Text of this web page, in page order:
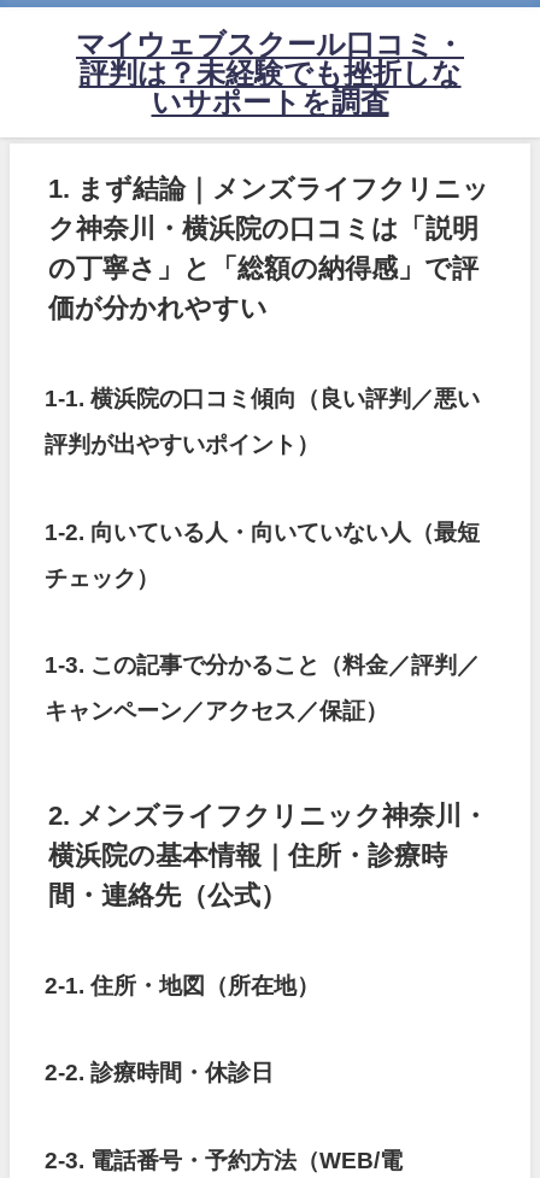
マイウェブスクール口コミ・
評判は？未経験でも挫折しな
いサポートを調査
1. まず結論｜メンズライフクリニッ
ク神奈川・横浜院の口コミは「説明
の丁寧さ」と「総額の納得感」で評
価が分かれやすい
1-1. 横浜院の口コミ傾向（良い評判／悪い
評判が出やすいポイント）
1-2. 向いている人・向いていない人（最短
チェック）
1-3. この記事で分かること（料金／評判／
キャンペーン／アクセス／保証）
2. メンズライフクリニック神奈川・
横浜院の基本情報｜住所・診療時
間・連絡先（公式）
2-1. 住所・地図（所在地）
2-2. 診療時間・休診日
2-3. 電話番号・予約方法（WEB/電